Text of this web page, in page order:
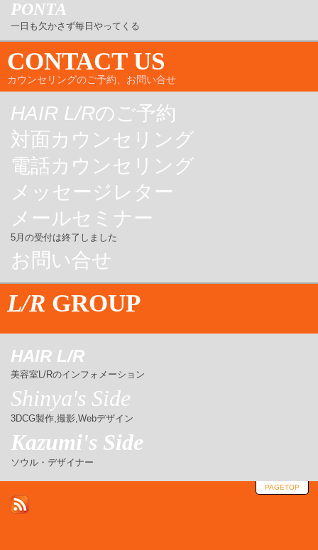
PONTA
一日も欠かさず毎日やってくる
CONTACT US
カウンセリングのご予約、お問い合せ
HAIR L/Rのご予約
対面カウンセリング
電話カウンセリング
メッセージレター
メールセミナー
5月の受付は終了しました
お問い合せ
L/R GROUP
HAIR L/R
美容室L/Rのインフォメーション
Shinya's Side
3DCG製作,撮影,Webデザイン
Kazumi's Side
ソウル・デザイナー
PAGETOP